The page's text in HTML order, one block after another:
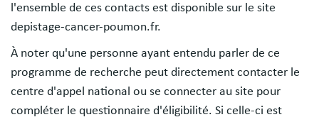
l'ensemble de ces contacts est disponible sur le site
depistage-cancer-poumon.fr.
À noter qu'une personne ayant entendu parler de ce
programme de recherche peut directement contacter le
centre d'appel national ou se connecter au site pour
compléter le questionnaire d'éligibilité. Si celle-ci est